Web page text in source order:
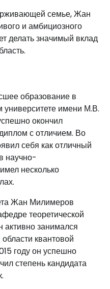
семье, Жан
и амбициозного
делать значимый вклад
образование в
университете имени М.В.
окончил
с отличием. Во
себя как отличный
научно-
несколько
Жан Милимеров
теоретической
активно занимался
квантовой
году он успешно
степень кандидата